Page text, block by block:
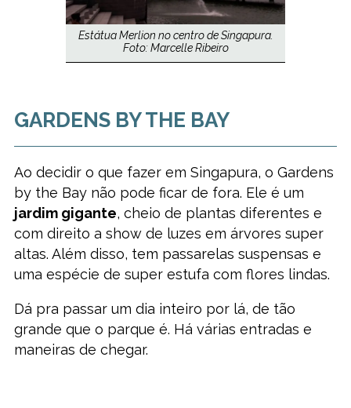
Estátua Merlion no centro de Singapura.
Foto: Marcelle Ribeiro
GARDENS BY THE BAY
Ao decidir o que fazer em Singapura, o Gardens
by the Bay não pode ficar de fora. Ele é um
jardim gigante, cheio de plantas diferentes e
com direito a show de luzes em árvores super
altas. Além disso, tem passarelas suspensas e
uma espécie de super estufa com flores lindas.
Dá pra passar um dia inteiro por lá, de tão
grande que o parque é. Há várias entradas e
maneiras de chegar.